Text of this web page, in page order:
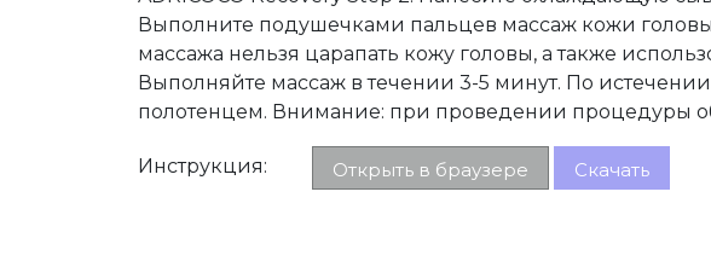
Выполните подушечками пальцев массаж кожи
массажа нельзя царапать кожу головы, а также
Выполняйте массаж в течении 3-5 минут. По
полотенцем. Внимание: при проведении процедуры
Инструкция: Открыть в браузере Скачать